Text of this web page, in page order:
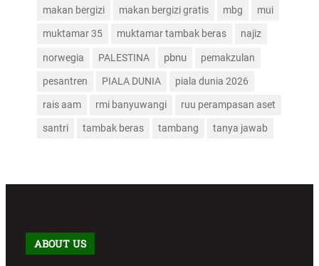
makan bergizi makan bergizi gratis mbg mui
muktamar 35 muktamar tambak beras najiz
norwegia PALESTINA pbnu pemakzulan
pesantren PIALA DUNIA piala dunia 2026
rais aam rmi banyuwangi ruu perampasan aset
santri tambak beras tambang tanya jawab
ABOUT US